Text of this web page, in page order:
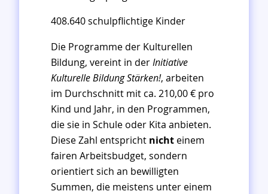
408.640 schulpflichtige Kinder
Die Programme der Kulturellen
Bildung, vereint in derInitiative
Kulturelle Bildung Stärken!, arbeiten
im Durchschnitt mit ca. 210,00 € pro
Kind und Jahr, in den Programmen,
die sie in Schule oder Kita anbieten.
Diese Zahl entspricht nichteinem
fairen Arbeitsbudget, sondern
orientiert sich an bewilligten
Summen, die meistens unter einem